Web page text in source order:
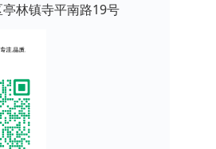
林镇寺平南路19号